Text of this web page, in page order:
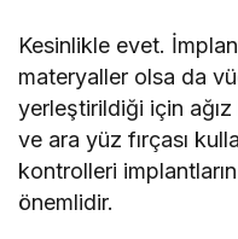
Kesinlikle evet.
materyaller olsa da
yerleştirildiği için ağız
ve ara yüz fırçası
kontrolleri implantların
önemlidir.